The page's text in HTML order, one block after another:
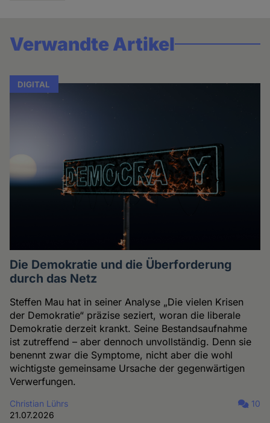
Verwandte Artikel
DIGITAL
Die Demokratie und die Überforderung
durch das Netz
Steffen Mau hat in seiner Analyse „Die vielen Krisen
der Demokratie“ präzise seziert, woran die liberale
Demokratie derzeit krankt. Seine Bestandsaufnahme
ist zutreffend – aber dennoch unvollständig. Denn sie
benennt zwar die Symptome, nicht aber die wohl
wichtigste gemeinsame Ursache der gegenwärtigen
Verwerfungen.
Christian Lührs
21.07.2026
10